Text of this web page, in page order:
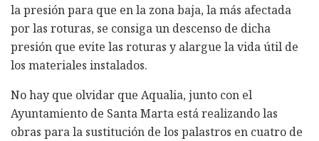
la presión para que en la zona baja, la más afectada
por las roturas, se consiga un descenso de dicha
presión que evite las roturas y alargue la vida útil de
los materiales instalados.
No hay que olvidar que Aqualia, junto con el
Ayuntamiento de Santa Marta está realizando las
obras para la sustitución de los palastros en cuatro de